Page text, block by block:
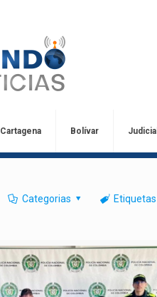
Cartagena Bolívar
Categorias Etiquetas